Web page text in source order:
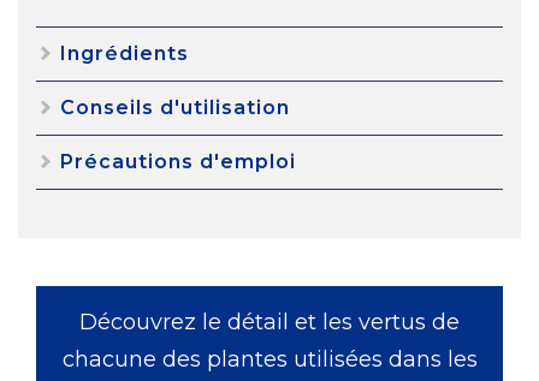
Ingrédients
Conseils d'utilisation
Précautions d'emploi
Découvrez le détail et les vertus de
chacune des plantes utilisées dans les